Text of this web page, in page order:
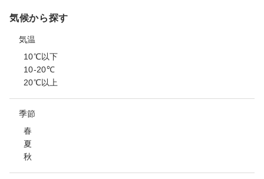
気候から探す
気温
10℃以下
10-20℃
20℃以上
季節
春
夏
秋